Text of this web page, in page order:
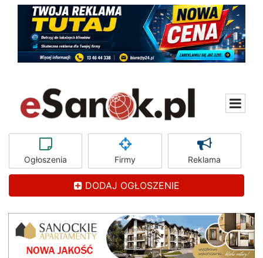
Ogłoszenia Firmy Reklama
DODAJ OGŁOSZENIE